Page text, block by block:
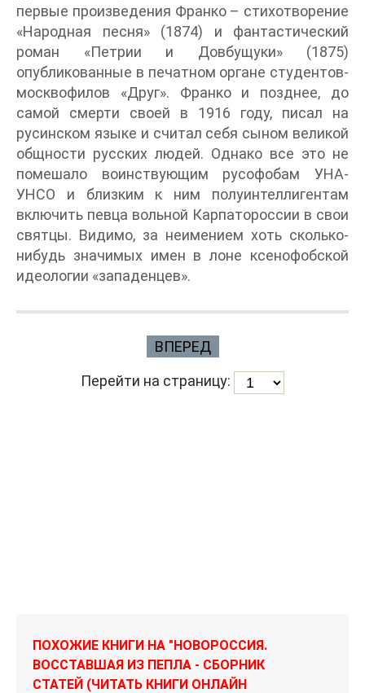
первые произведения Франко – стихотворение
«Народная песня» (1874) и фантастический
роман «Петрии и Довбущуки» (1875)
опубликованные в печатном органе студентов-
москвофилов «Друг». Франко и позднее, до
самой смерти своей в 1916 году, писал на
русинском языке и считал себя сыном великой
общности русских людей. Однако все это не
помешало воинствующим русофобам УНА-
УНСО и близким к ним полуинтеллигентам
включить певца вольной Карпатороссии в свои
святцы. Видимо, за неимением хоть сколько-
нибудь значимых имен в лоне ксенофобской
идеологии «западенцев».
ВПЕРЕД
Перейти на страницу:
ПОХОЖИЕ КНИГИ НА "НОВОРОССИЯ.
ВОССТАВШАЯ ИЗ ПЕПЛА - СБОРНИК
СТАТЕЙ (ЧИТАТЬ КНИГИ ОНЛАЙН